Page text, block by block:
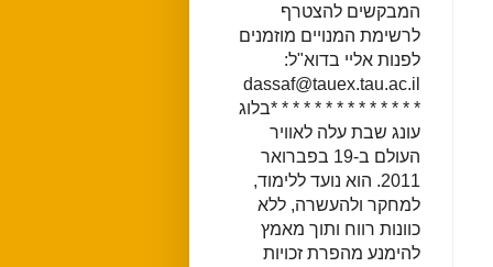
המבקשים להצטרף
לרשימת המנויים מוזמנים
לפנות אליי בדוא"ל:
dassaf@tauex.tau.ac.il
* * * * * * * * * * * * * *בלוג
עונג שבת עלה לאוויר
העולם ב-19 בפברואר
2011. הוא נועד ללימוד,
למחקר ולהעשרה, ללא
כוונות רווח ותוך מאמץ
להימנע מהפרת זכויות